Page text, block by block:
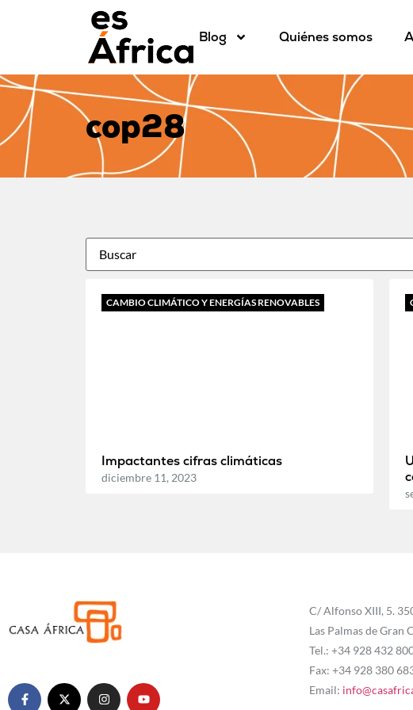
Blog Quiénes somos
cop28
CAMBIO CLIMÁTICO Y ENERGÍAS RENOVABLES
Impactantes cifras climáticas
diciembre 11, 2023
C/ Alfonso XIII, 5.
Las Palmas de Gran
Tel.: +34 928 432
Fax: +34 928 380
Email: